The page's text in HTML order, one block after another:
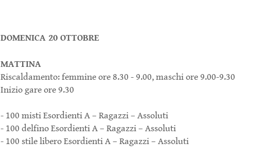
DOMENICA 20 OTTOBRE
MATTINA
Riscaldamento: femmine ore 8.30 - 9.00, maschi ore 9.00-9.30
Inizio gare ore 9.30
- 100 misti Esordienti A – Ragazzi – Assoluti
- 100 delfino Esordienti A – Ragazzi – Assoluti
- 100 stile libero Esordienti A – Ragazzi – Assoluti